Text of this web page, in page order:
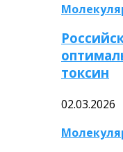
токсин
02.03.2026